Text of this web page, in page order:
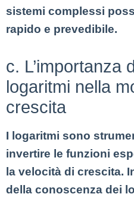
sistemi complessi
rapido e prevedibile.
c. L’importanza
logaritmi nella
crescita
I logaritmi sono
invertire le funzioni
la velocità di crescita.
della conoscenza dei